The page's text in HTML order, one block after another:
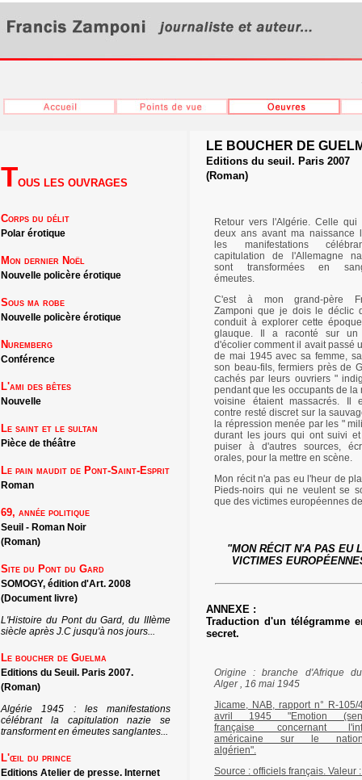
TOUS LES OUVRAGES
Corps du délit
Polar érotique
Mon dernier Noël
Nouvelle policère érotique
Sous ma robe
Nouvelle policère érotique
Nuremberg
Conférence
L'ami des bêtes
Nouvelle
Le saint et le sultan
Pièce de théâtre
Le pain maudit de Pont-Saint-Esprit
Roman
69, année politique
Seuil - Roman Noir
(Roman)
Site du Pont du Gard
SOMOGY, édition d'Art. 2008
(Document livre)
L'Histoire du Pont du Gard, du IIIème
siècle après J.C jusqu'à nos jours...
Le boucher de Guelma
Editions du Seuil. Paris 2007.
(Roman)
Algérie 1945 : les manifestations
célébrant la capitulation nazie se
transforment en émeutes sanglantes...
L'œil du prince
Editions Atelier de presse. Internet
LE BOUCHER DE
Editions du seuil. Paris 2007
(Roman)
Retour vers l'Algérie. Celle qui
deux ans avant ma naissance
les manifestations
capitulation de l'Allemagne
sont transformées en
émeutes.
C'est à mon grand-père
Zamponi que je dois le déclic
conduit à explorer cette
glauque. Il a raconté sur un
d'écolier comment il avait passé
de mai 1945 avec sa femme,
son beau-fils, fermiers près de
cachés par leurs ouvriers "
pendant que les occupants de la
voisine étaient massacrés. Il
contre resté discret sur la
la répression menée par les "
durant les jours qui ont suivi
puiser à d'autres sources,
orales, pour la mettre en scène.
Mon récit n'a pas eu l'heur de
Pieds-noirs qui ne veulent se
que des victimes européennes
"MON RÉCIT N'A PAS EU
VICTIMES
ANNEXE :
Traduction d'un télégramme
secret.
Origine : branche d'Afrique
Alger , 16 mai 1945
Jicame, NAB, rapport n° R-105/
avril 1945 "Emotion
française concernant
américaine sur le
algérien".
Source : officiels français. Valeur